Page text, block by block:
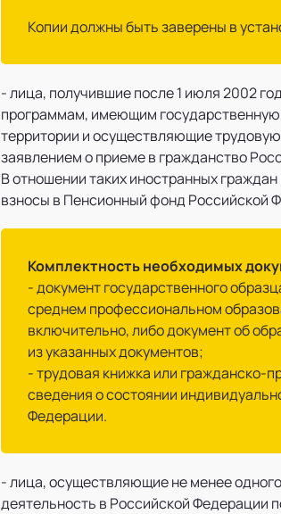
Копии должны быть заверены в
- лица, получившие после 1 июля 2002
программам, имеющим государственную
территории и осуществляющие
заявлением о приеме в гражданство
В отношении таких иностранных
взносы в Пенсионный фонд Российской
Комплектность необходимых
- документ государственного
среднем профессиональном
включительно, либо документ об
из указанных документов;
- трудовая книжка или гражданско-
сведения о состоянии
Федерации.
- лица, осуществляющие не менее
деятельность в Российской Федерации